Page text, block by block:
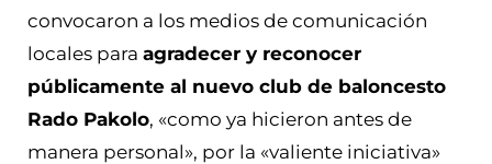
convocaron a los medios de comunicación
locales para agradecer y reconocer
públicamente al nuevo club de baloncesto
Rado Pakolo, «como ya hicieron antes de
manera personal», por la «valiente iniciativa»